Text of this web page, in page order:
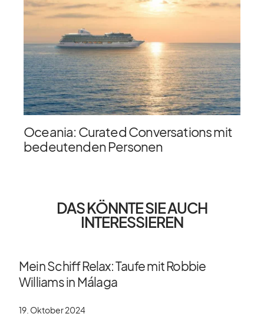
Oceania: Curated Conversations mit
bedeutenden Personen
DAS KÖNNTE SIE AUCH
INTERESSIEREN
Mein Schiff Relax: Taufe mit Robbie
Williams in Málaga
19. Oktober 2024